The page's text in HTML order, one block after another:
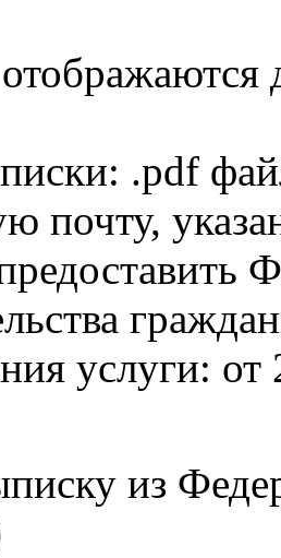
.pdf
почту,
услуги: от
из